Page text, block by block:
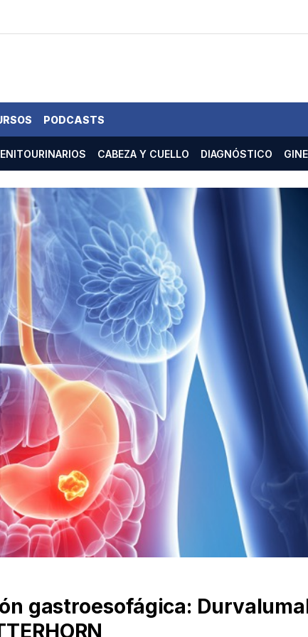
PODCASTS
CABEZA Y CUELLO DIAGNÓSTICO
gastroesofágica: